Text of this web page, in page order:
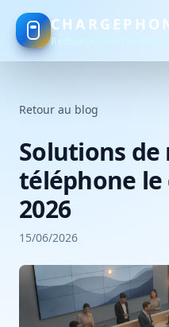
Recharge client & lieux
Retour au blog
Solutions
téléphone le
2026
15/06/2026